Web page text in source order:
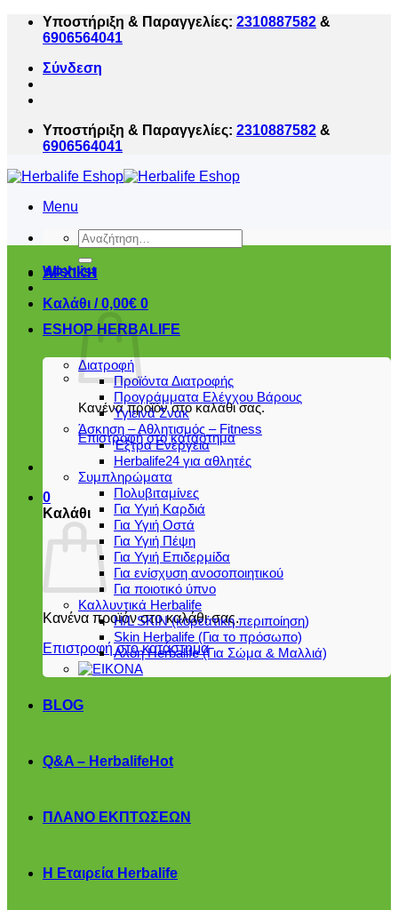
ΜετάβασηΥποστήριξη & Παραγγελίες: 2310887582 &
6906564041
Σύνδεση
Υποστήριξη & Παραγγελίες: 2310887582 &
6906564041
Menu
Αναζήτηση
για:
Wishlist
Καλάθι /0,00€ 0
Κανένα προϊόν στο καλάθι σας.
Επιστροφή στο κατάστημα
0
Καλάθι
Κανένα προϊόν στο καλάθι σας.
Επιστροφή στο κατάστημα
ΑΡΧΙΚΗ
ESHOP HERBALIFE
Διατροφή
Προϊόντα Διατροφής
Προγράμματα Ελέγχου Βάρους
Υγιεινά Σνακ
Άσκηση – Αθλητισμός – Fitness
Έξτρα Ενέργεια
Herbalife24 για αθλητές
Συμπληρώματα
Πολυβιταμίνες
Για Υγιή Καρδιά
Για Υγιή Οστά
Για Υγιή Πέψη
Για Υγιή Επιδερμίδα
Για ενίσχυση ανοσοποιητικού
Για ποιοτικό ύπνο
Καλλυντικά Herbalife
H/L SKIN (κορεάτικη περιποίηση)
Skin Herbalife (Για το πρόσωπο)
Αλόη Ηerbalife (Για Σώμα & Μαλλιά)
BLOG
Q&A – Herbalife
ΠΛΑΝΟ ΕΚΠΤΩΣΕΩΝ
Η Εταιρεία Herbalife